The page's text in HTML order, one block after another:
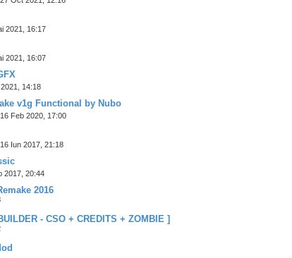
2021, 16:17
2021, 16:07
14:18
v1g Functional by Nubo
Feb 2020, 17:00
Iun 2017, 21:18
2017, 20:44
2016
- CSO + CREDITS + ZOMBIE ]